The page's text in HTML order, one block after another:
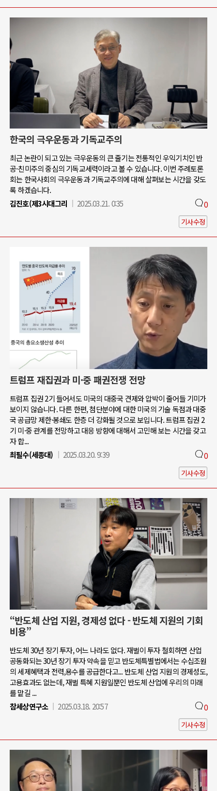
한국의 극우운동과 기독교주의
최근 논란이 되고 있는 극우운동의 큰 줄기는 전통적인 우익기치인 반
공-친미주의 중심의 기독교세력이라고 볼 수 있습니다. 이번 주례토론
회는 한국사회의 극우운동과 기독교주의에 대해 살펴보는 시간을 갖도
록 하겠습니다.
김진호(제3시대그리
2025.03.21. 0:35 0
기사수정
트럼프 재집권과 미·중 패권전쟁 전망
트럼프 집권 2기 들어서도 미국의 대중국 견제와 압박이 줄어들 기미가
보이지 않습니다. 다른 한편, 첨단분야에 대한 미국의 기술 독점과 대중
국 공급망 제한·봉쇄도 한층 더 강화될 것으로 보입니다. 트럼프 집권 2
기 미·중 관계를 전망하고 대응 방향에 대해서 고민해 보는 시간을 갖고
자 합...
최필수(세종대)
2025.03.20. 9:39 0
기사수정
“반도체 산업 지원, 경제성 없다 - 반도체 지원의 기회
비용”
반도체 30년 장기 투자, 어느 나라도 없다. 재벌이 투자 철회하면 산업
공동화되는 30년 장기 투자 약속을 믿고 반도체특별법에서는 수십조원
의 세제혜택과 전력,용수를 공급한다고... 반도체 산업 지원의 경제성도,
고용효과도 없는데, 재벌 특혜 지원일뿐인 반도체 산업에 우리의 미래
를 맡길 ...
참세상연구소
2025.03.18. 20:57 0
기사수정